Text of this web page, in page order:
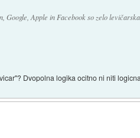
Google, Apple in Facebook so zelo
Dvopolna logika ocitno ni niti